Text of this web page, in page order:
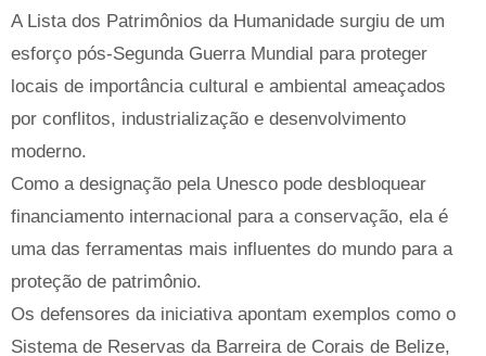
A Lista dos Patrimônios da Humanidade surgiu de um
esforço pós-Segunda Guerra Mundial para proteger
locais de importância cultural e ambiental ameaçados
por conflitos, industrialização e desenvolvimento
moderno.
Como a designação pela Unesco pode desbloquear
financiamento internacional para a conservação, ela é
uma das ferramentas mais influentes do mundo para a
proteção de patrimônio.
Os defensores da iniciativa apontam exemplos como o
Sistema de Reservas da Barreira de Corais de Belize,